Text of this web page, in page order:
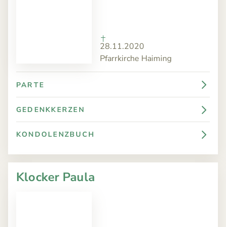
28.11.2020
Pfarrkirche Haiming
PARTE
GEDENKKERZEN
KONDOLENZBUCH
Klocker Paula